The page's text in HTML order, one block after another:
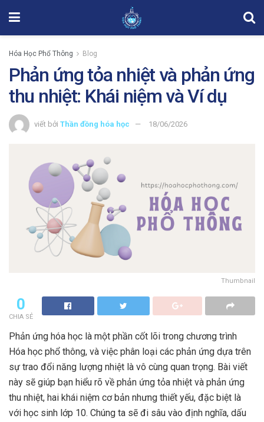
Hóa Học Phổ Thông Blog
Phản ứng tỏa nhiệt và phản ứng
thu nhiệt: Khái niệm và Ví dụ
viết bởi Thần đồng hóa học 18/06/2026
Thumbnail
0
CHIA SẺ
Phản ứng hóa học là một phần cốt lõi trong chương trình
Hóa học phổ thông, và việc phân loại các phản ứng dựa trên
sự trao đổi năng lượng nhiệt là vô cùng quan trọng. Bài viết
này sẽ giúp bạn hiểu rõ về phản ứng tỏa nhiệt và phản ứng
thu nhiệt, hai khái niệm cơ bản nhưng thiết yếu, đặc biệt là
với học sinh lớp 10. Chúng ta sẽ đi sâu vào định nghĩa, dấu